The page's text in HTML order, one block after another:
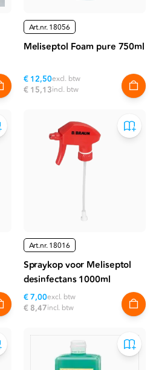
Art.nr.18056
Meliseptol Foam pure 750ml
€ 12,50excl. btw
€ 15,13incl. btw
Art.nr.18016
Spraykop voor Meliseptol
desinfectans 1000ml
€ 7,00excl. btw
€ 8,47incl. btw